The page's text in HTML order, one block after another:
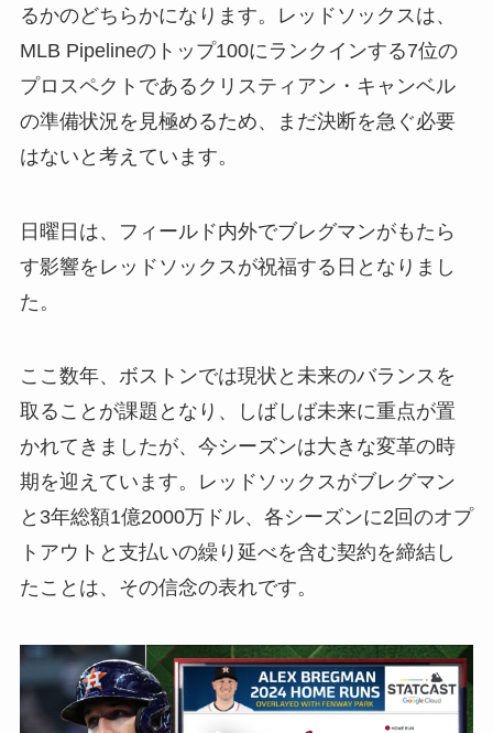
るかのどちらかになります。レッドソックスは、
MLB Pipelineのトップ100にランクインする7位の
プロスペクトであるクリスティアン・キャンベル
の準備状況を見極めるため、まだ決断を急ぐ必要
はないと考えています。
日曜日は、フィールド内外でブレグマンがもたら
す影響をレッドソックスが祝福する日となりまし
た。
ここ数年、ボストンでは現状と未来のバランスを
取ることが課題となり、しばしば未来に重点が置
かれてきましたが、今シーズンは大きな変革の時
期を迎えています。レッドソックスがブレグマン
と3年総額1億2000万ドル、各シーズンに2回のオプ
トアウトと支払いの繰り延べを含む契約を締結し
たことは、その信念の表れです。